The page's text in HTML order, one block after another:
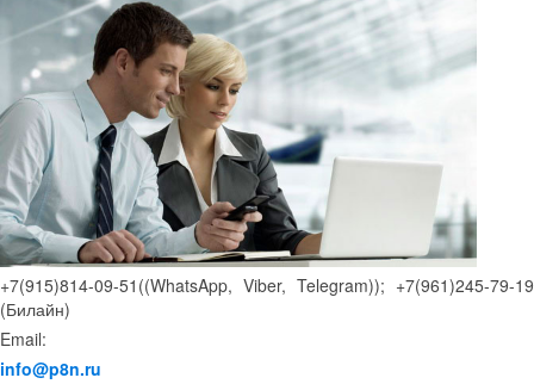
+7(915)814-09-51((WhatsApp, Viber, Telegram)); +7(961)245-79-19
(Билайн)
Email:
info@p8n.ru